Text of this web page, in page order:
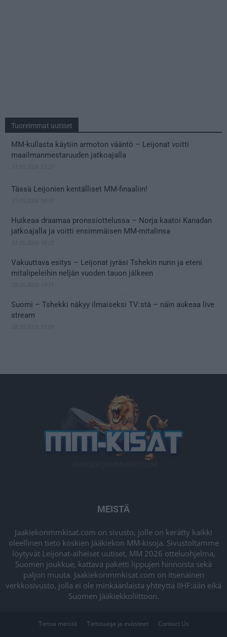
Tuoreimmat uutiset
MM-kullasta käytiin armoton vääntö – Leijonat voitti
maailmanmestaruuden jatkoajalla
Tässä Leijonien kentälliset MM-finaaliin!
Huikeaa draamaa pronssiottelussa – Norja kaatoi Kanadan
jatkoajalla ja voitti ensimmäisen MM-mitalinsa
Vakuuttava esitys – Leijonat jyräsi Tshekin nurin ja eteni
mitalipeleihin neljän vuoden tauon jälkeen
Suomi – Tshekki näkyy ilmaiseksi TV:stä – näin aukeaa live
stream
MEISTÄ
Jaakiekonmmkisat.com on sivusto, jolle on kerätty kaikki
oleellinen tieto koskien Jääkiekon MM-kisoja. Sivustoltamme
löytyvät Leijonat-aiheiset uutiset, MM 2026 otteluohjelma,
Suomen joukkue, kattava paketti lippujen hinnoista sekä
paljon muuta. Jaakiekonmmkisat.com on itsenäinen
verkkosivusto, jolla ei ole minkäänlaista yhteyttä IIHF:ään eikä
Suomen Jääkiekkoliittoon.
Tietoa meistä Tietosuoja ja evästeet Contact Us